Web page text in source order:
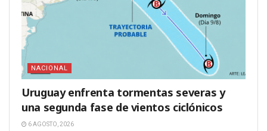
NACIONAL
Uruguay enfrenta tormentas severas y
una segunda fase de vientos ciclónicos
6 AGOSTO, 2026